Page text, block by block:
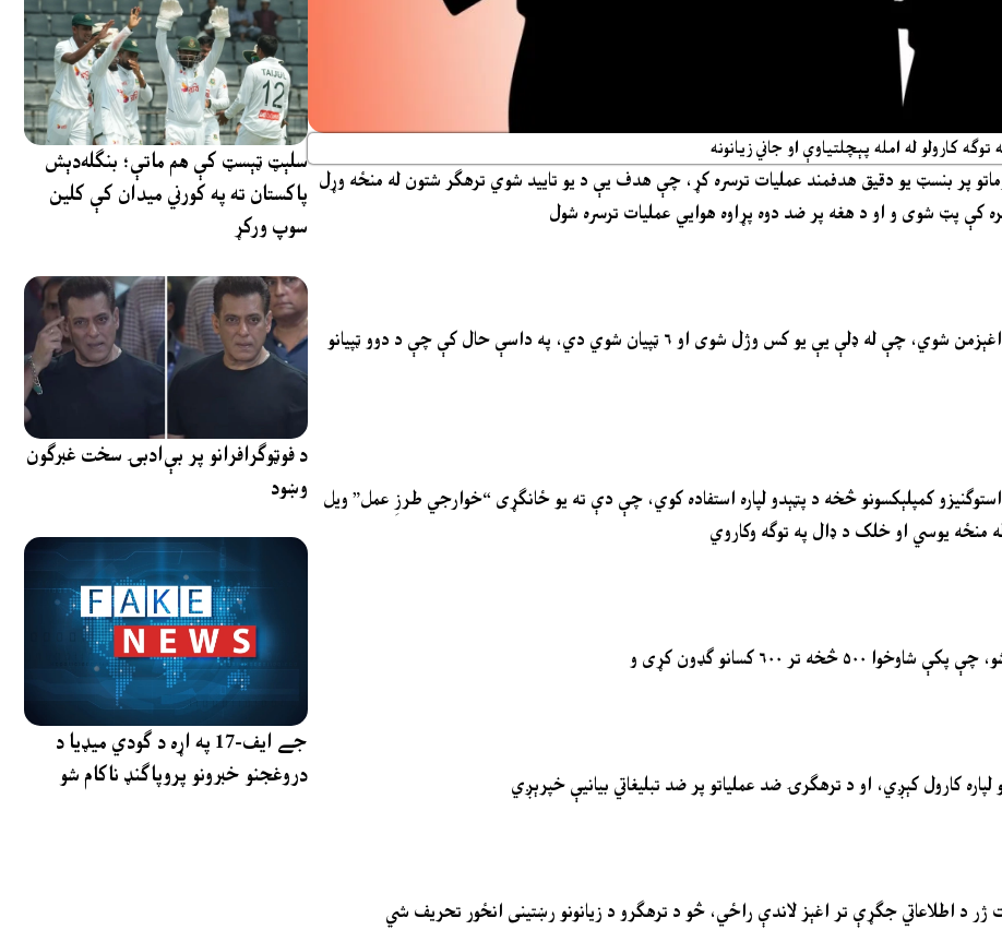
سلېټ ټېسټ کې هم ماتې؛ بنګله‌دېش
پاکستان ته په کورني میدان کې کلین
سوپ ورکړ
د فوټوګرافرانو پر بې‌ادبۍ سخت غبرګون
وښود
جے ایف-17 په اړه د ګودي میډیا د
دروغجنو خبرونو پروپاګنډ ناکام شو
کارولو له امله پېچلتیاوې او جاني زیانونه
پر بنسټ یو دقیق هدفمند عملیات ترسره کړ، چې هدف یې د یو تایید شوي ترهګر شتون له منځه وړل
کې پټ شوی و او د هغه پر ضد دوه پړاوه هوایي عملیات ترسره شول
په ګڼ مېشتو سیمو کې د دې عملیاتو له امله بدبختانه ۷ ملکي وګړي اغېزمن شوي، چې له ډلې یې یو کس وژل شوی او ۶ ټپیان شوي دي، په داسې حال کې چې د دوو ټپیانو
کمپلېکسونو څخه د پټېدو لپاره استفاده کوي، چې دې ته یو ځانګړی “خوارجي طرزِ عمل” ویل
یوسي او خلک د ډال په توګه وکاروي
تر ۶۰۰ کسانو ګډون کړی و
کارول کېږي، او د ترهګرۍ ضد عملیاتو پر ضد تبلیغاتي بیانیې خپرېږي
د اطلاعاتي جګړې تر اغېز لاندې راځي، څو د ترهګرو د زیانونو رښتینی انځور تحریف شي